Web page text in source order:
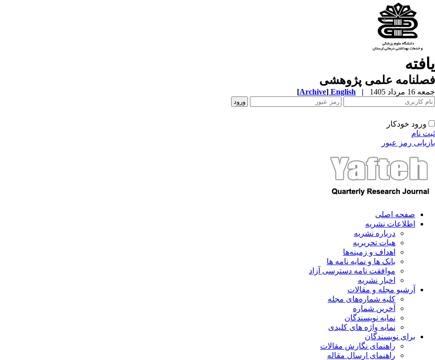
یافته
فصلنامه علمی پژوهشی
جمعه 16 مرداد 1405 |
English
[Archive]
ورود خودکار
ثبت نام
بازیابی رمز عبور
صفحه اصلی
اطلاعات نشریه
درباره نشریه
هیات تحریریه
اهداف و زمینه‌ها
بانک ها و نمایه نامه ها
موافقت نامه دسترسی آزاد
اخبار نشریه
آرشیو مجله و مقالات
کلیه شماره‌های مجله
آخرین شماره
نمایه نویسندگان
نمایه واژه های کلیدی
برای نویسندگان
راهنمای نگارش مقالات
راهنمای ارسال مقاله